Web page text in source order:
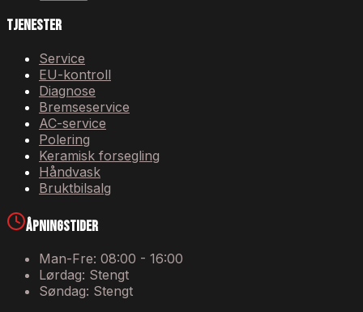
Tjenester
Service
EU-kontroll
Diagnose
Bremseservice
AC-service
Polering
Keramisk forsegling
Håndvask
Bruktbilsalg
Åpningstider
Man-Fre: 08:00 - 16:00
Lørdag: Stengt
Søndag: Stengt